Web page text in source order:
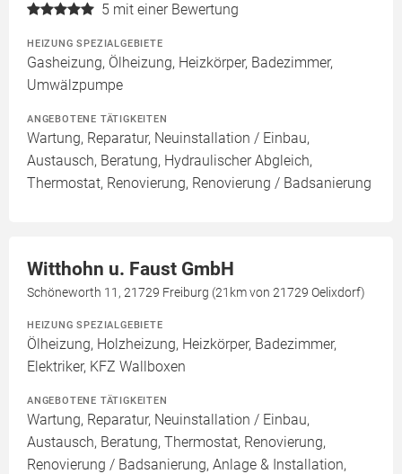
5 mit einer Bewertung
HEIZUNG SPEZIALGEBIETE
Gasheizung, Ölheizung, Heizkörper, Badezimmer,
Umwälzpumpe
ANGEBOTENE TÄTIGKEITEN
Wartung, Reparatur, Neuinstallation / Einbau,
Austausch, Beratung, Hydraulischer Abgleich,
Thermostat, Renovierung, Renovierung / Badsanierung
Witthohn u. Faust GmbH
Schöneworth 11, 21729 Freiburg (21km von 21729 Oelixdorf)
HEIZUNG SPEZIALGEBIETE
Ölheizung, Holzheizung, Heizkörper, Badezimmer,
Elektriker, KFZ Wallboxen
ANGEBOTENE TÄTIGKEITEN
Wartung, Reparatur, Neuinstallation / Einbau,
Austausch, Beratung, Thermostat, Renovierung,
Renovierung / Badsanierung, Anlage & Installation,